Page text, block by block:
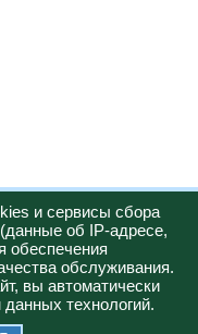
и сервисы сбора
об IP-адресе,
обеспечения
обслуживания.
вы автоматически
технологий.